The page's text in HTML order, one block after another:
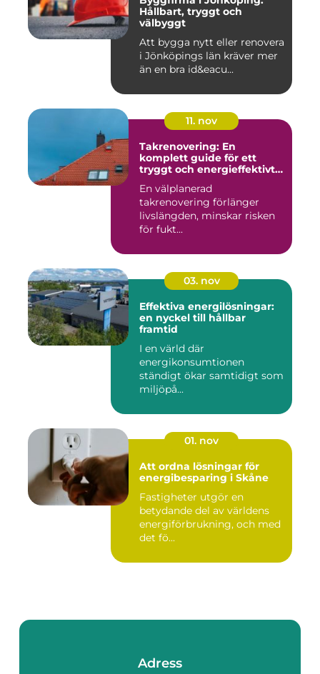
Hållbart, tryggt och
välbyggt
Att bygga nytt eller renovera
i Jönköpings län kräver mer
än en bra id&eacu...
11. nov
Takrenovering: En
komplett guide för ett
tryggt och energieffektivt
En välplanerad
takrenovering förlänger
livslängden, minskar risken
för fukt...
03. nov
Effektiva energilösningar:
en nyckel till hållbar
framtid
I en värld där
energikonsumtionen
ständigt ökar samtidigt som
miljöpå...
01. nov
Att ordna lösningar för
energibesparing i Skåne
Fastigheter utgör en
betydande del av världens
energiförbrukning, och med
det fö...
Adress